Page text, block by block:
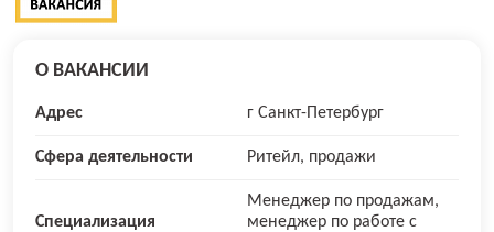
О ВАКАНСИИ
Адрес г Санкт-Петербург
Сфера деятельности Ритейл, продажи
Специализация
Менеджер по продажам,
менеджер по работе с